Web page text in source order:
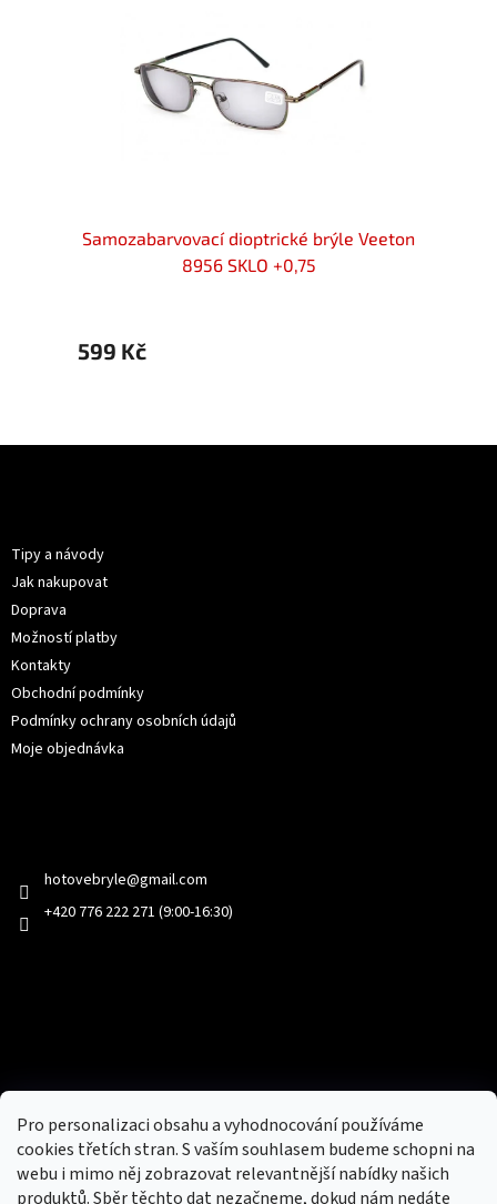
Pro personalizaci obsahu a vyhodnocování používáme
cookies třetích stran. S vaším souhlasem budeme schopni na
webu i mimo něj zobrazovat relevantnější nabídky našich
produktů. Sběr těchto dat nezačneme, dokud nám nedáte
Samozabarvovací dioptrické brýle Veeton
8956 SKLO +0,75
599 Kč
Tipy a návody
Jak nakupovat
Doprava
Možností platby
Kontakty
Obchodní podmínky
Podmínky ochrany osobních údajů
Moje objednávka
hotovebryle@gmail.com
+420 776 222 271 (9:00-16:30)